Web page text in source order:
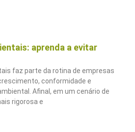
aprenda a evitar
faz parte da rotina de empresas
conformidade e
Afinal, em um cenário de
rigorosa e